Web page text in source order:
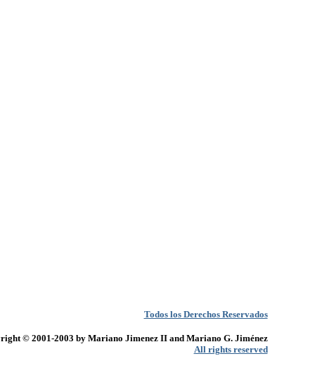
Todos los Derechos Reservados
© 2001-2003 by Mariano Jimenez II and Mariano G. Jiménez
All rights reserved